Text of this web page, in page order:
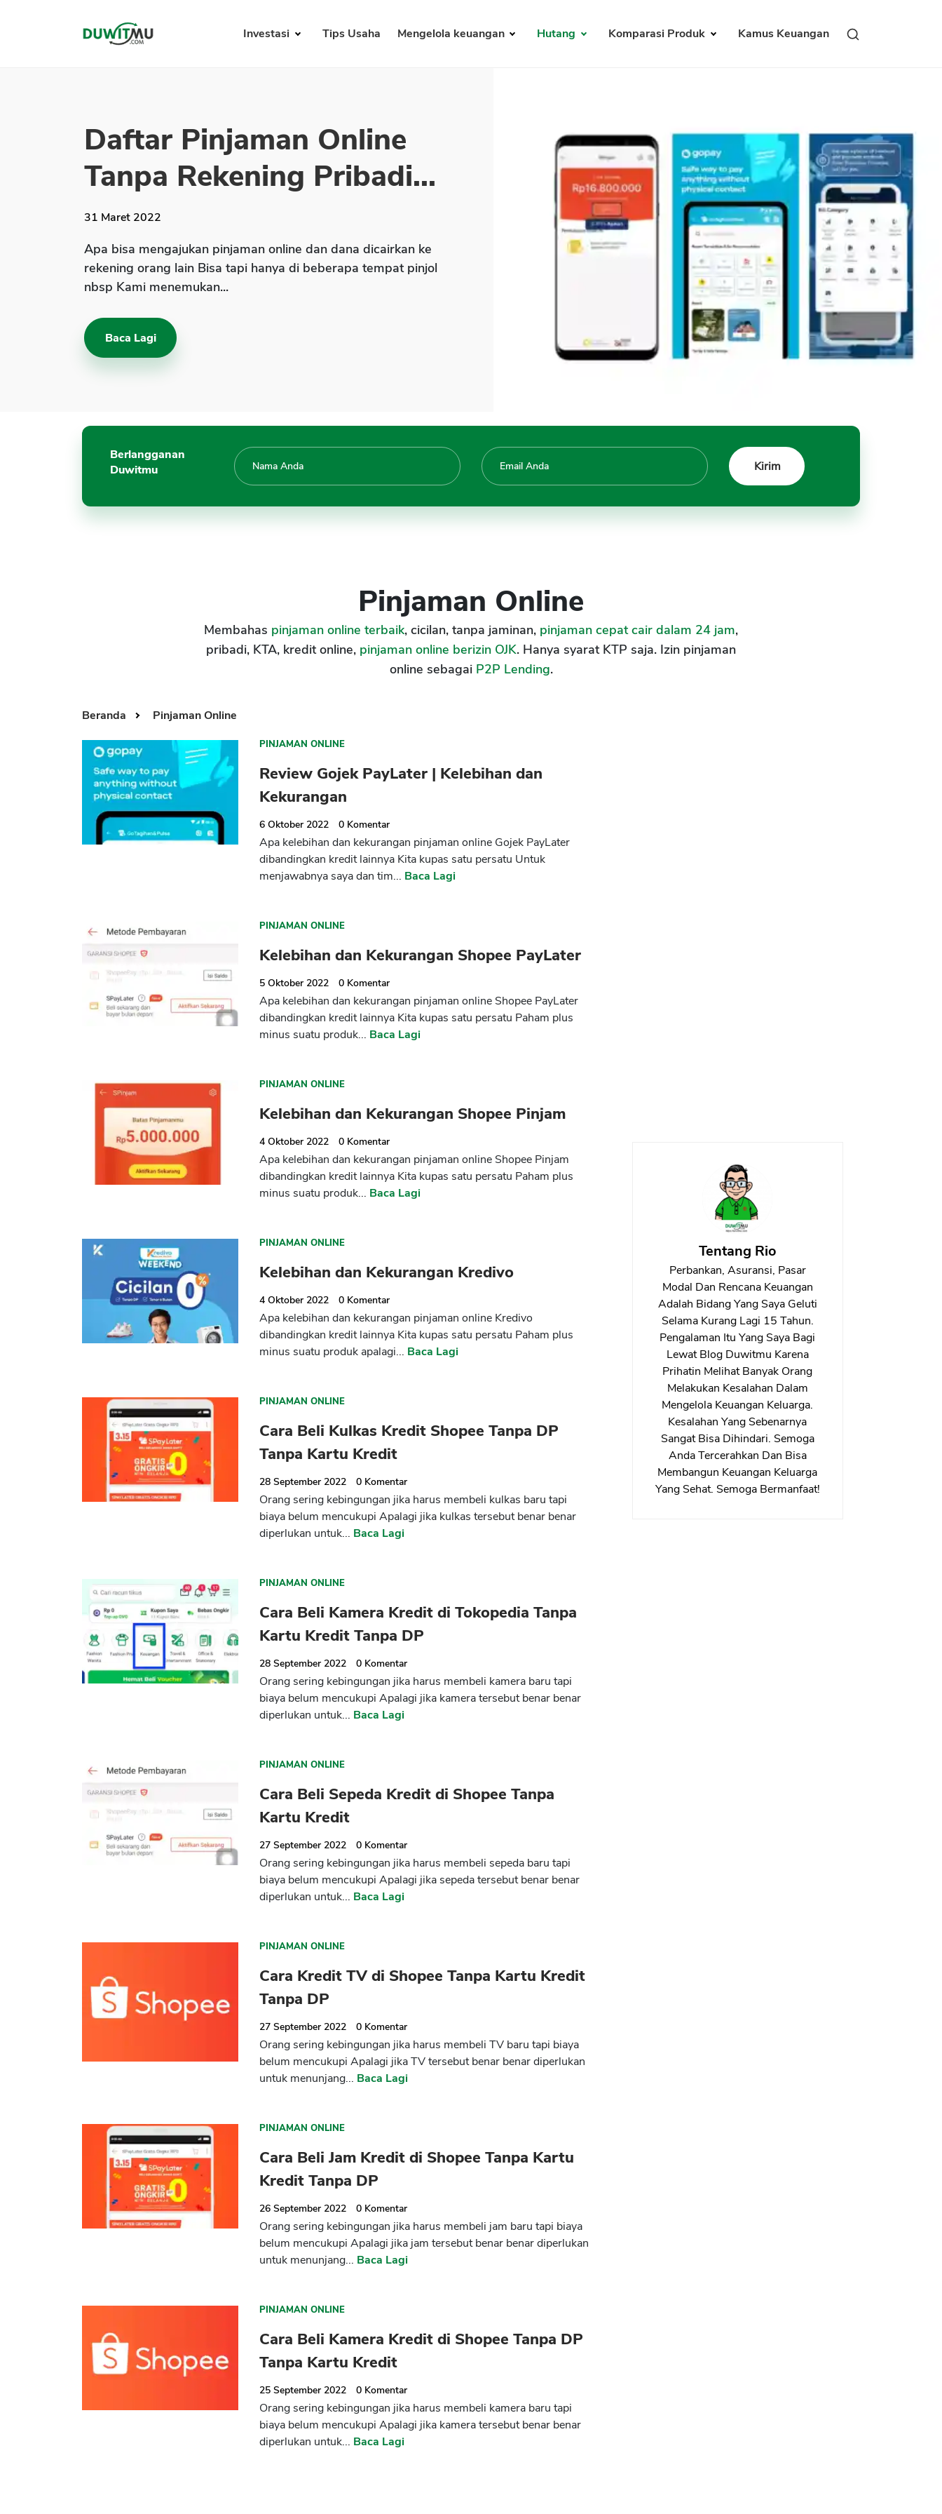
Investasi Tips Usaha Mengelola keuangan Hutang Komparasi Produk Kamus Keuangan
Daftar Pinjaman Online
Tanpa Rekening Pribadi...
31 Maret 2022
Apa bisa mengajukan pinjaman online dan dana dicairkan ke
rekening orang lain Bisa tapi hanya di beberapa tempat pinjol
nbsp Kami menemukan...
Baca Lagi
Berlangganan
Duwitmu
Pinjaman Online
Membahas pinjaman online terbaik, cicilan, tanpa jaminan, pinjaman cepat cair dalam 24 jam,
pribadi, KTA, kredit online, pinjaman online berizin OJK. Hanya syarat KTP saja. Izin pinjaman
online sebagai P2P Lending.
Beranda Pinjaman Online
PINJAMAN ONLINE
Review Gojek PayLater | Kelebihan dan
Kekurangan
6 Oktober 2022 0 Komentar
Apa kelebihan dan kekurangan pinjaman online Gojek PayLater
dibandingkan kredit lainnya Kita kupas satu persatu Untuk
menjawabnya saya dan tim... Baca Lagi
PINJAMAN ONLINE
Kelebihan dan Kekurangan Shopee PayLater
5 Oktober 2022 0 Komentar
Apa kelebihan dan kekurangan pinjaman online Shopee PayLater
dibandingkan kredit lainnya Kita kupas satu persatu Paham plus
minus suatu produk... Baca Lagi
PINJAMAN ONLINE
Kelebihan dan Kekurangan Shopee Pinjam
4 Oktober 2022 0 Komentar
Apa kelebihan dan kekurangan pinjaman online Shopee Pinjam
dibandingkan kredit lainnya Kita kupas satu persatu Paham plus
minus suatu produk... Baca Lagi
PINJAMAN ONLINE
Kelebihan dan Kekurangan Kredivo
4 Oktober 2022 0 Komentar
Apa kelebihan dan kekurangan pinjaman online Kredivo
dibandingkan kredit lainnya Kita kupas satu persatu Paham plus
minus suatu produk apalagi... Baca Lagi
PINJAMAN ONLINE
Cara Beli Kulkas Kredit Shopee Tanpa DP
Tanpa Kartu Kredit
28 September 2022 0 Komentar
Orang sering kebingungan jika harus membeli kulkas baru tapi
biaya belum mencukupi Apalagi jika kulkas tersebut benar benar
diperlukan untuk... Baca Lagi
PINJAMAN ONLINE
Cara Beli Kamera Kredit di Tokopedia Tanpa
Kartu Kredit Tanpa DP
28 September 2022 0 Komentar
Orang sering kebingungan jika harus membeli kamera baru tapi
biaya belum mencukupi Apalagi jika kamera tersebut benar benar
diperlukan untuk... Baca Lagi
PINJAMAN ONLINE
Cara Beli Sepeda Kredit di Shopee Tanpa
Kartu Kredit
27 September 2022 0 Komentar
Orang sering kebingungan jika harus membeli sepeda baru tapi
biaya belum mencukupi Apalagi jika sepeda tersebut benar benar
diperlukan untuk... Baca Lagi
PINJAMAN ONLINE
Cara Kredit TV di Shopee Tanpa Kartu Kredit
Tanpa DP
27 September 2022 0 Komentar
Orang sering kebingungan jika harus membeli TV baru tapi biaya
belum mencukupi Apalagi jika TV tersebut benar benar diperlukan
untuk menunjang... Baca Lagi
PINJAMAN ONLINE
Cara Beli Jam Kredit di Shopee Tanpa Kartu
Kredit Tanpa DP
26 September 2022 0 Komentar
Orang sering kebingungan jika harus membeli jam baru tapi biaya
belum mencukupi Apalagi jika jam tersebut benar benar diperlukan
untuk menunjang... Baca Lagi
PINJAMAN ONLINE
Cara Beli Kamera Kredit di Shopee Tanpa DP
Tanpa Kartu Kredit
25 September 2022 0 Komentar
Orang sering kebingungan jika harus membeli kamera baru tapi
biaya belum mencukupi Apalagi jika kamera tersebut benar benar
diperlukan untuk... Baca Lagi
Tentang Rio
Perbankan, Asuransi, Pasar
Modal Dan Rencana Keuangan
Adalah Bidang Yang Saya Geluti
Selama Kurang Lagi 15 Tahun.
Pengalaman Itu Yang Saya Bagi
Lewat Blog Duwitmu Karena
Prihatin Melihat Banyak Orang
Melakukan Kesalahan Dalam
Mengelola Keuangan Keluarga.
Kesalahan Yang Sebenarnya
Sangat Bisa Dihindari. Semoga
Anda Tercerahkan Dan Bisa
Membangun Keuangan Keluarga
Yang Sehat. Semoga Bermanfaat!
OK
CANCEL